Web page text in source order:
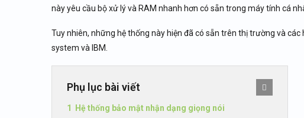
này yêu cầu bộ xử lý và RAM nhanh hơn có sẵn trong máy tính cá
Tuy nhiên, những hệ thống này hiện đã có sẵn trên thị trường và
system và IBM.
Phụ lục bài viết
Hệ thống bảo mật nhận dạng giọng nói